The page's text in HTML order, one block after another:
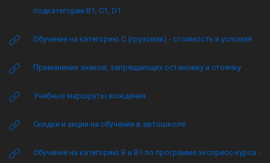
подкатегории B1, C1, D1
Обучение на категорию C (грузовик) - стоимость и условия
Применение знаков, запрещающих остановку и стоянку
Учебные маршруты вождения
Скидки и акции на обучение в автошколе
Обучение на категорию B и B1 по программе экспресс-курса -